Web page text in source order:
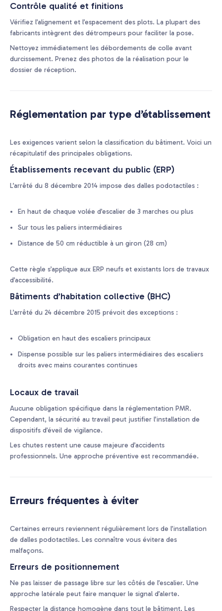
Contrôle qualité et finitions
Vérifiez l’alignement et l’espacement des plots. La plupart des
fabricants intègrent des détrompeurs pour faciliter la pose.
Nettoyez immédiatement les débordements de colle avant
durcissement. Prenez des photos de la réalisation pour le
dossier de réception.
Réglementation par type d’établissement
Les exigences varient selon la classification du bâtiment. Voici un
récapitulatif des principales obligations.
Établissements recevant du public (ERP)
L’arrêté du 8 décembre 2014 impose des dalles podotactiles :
En haut de chaque volée d’escalier de 3 marches ou plus
Sur tous les paliers intermédiaires
Distance de 50 cm réductible à un giron (28 cm)
Cette règle s’applique aux ERP neufs et existants lors de travaux
d’accessibilité.
Bâtiments d’habitation collective (BHC)
L’arrêté du 24 décembre 2015 prévoit des exceptions :
Obligation en haut des escaliers principaux
Dispense possible sur les paliers intermédiaires des escaliers
droits avec mains courantes continues
Locaux de travail
Aucune obligation spécifique dans la réglementation PMR.
Cependant, la sécurité au travail peut justifier l’installation de
dispositifs d’éveil de vigilance.
Les chutes restent une cause majeure d’accidents
professionnels. Une approche préventive est recommandée.
Erreurs fréquentes à éviter
Certaines erreurs reviennent régulièrement lors de l’installation
de dalles podotactiles. Les connaître vous évitera des
malfaçons.
Erreurs de positionnement
Ne pas laisser de passage libre sur les côtés de l’escalier. Une
approche latérale peut faire manquer le signal d’alerte.
Respecter la distance homogène dans tout le bâtiment. Les